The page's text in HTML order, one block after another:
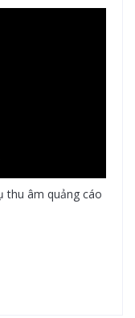
thu âm quảng cáo